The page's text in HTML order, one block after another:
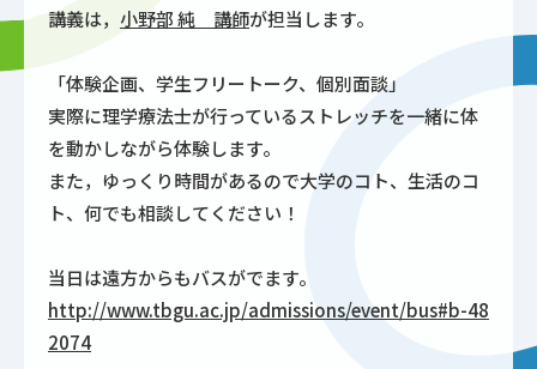
講義は， 小野部 純 講師が担当します。
「体験企画、学生フリートーク、個別面談」
実際に理学療法士が行っているストレッチを一緒に体
を動かしながら体験します。
また，ゆっくり時間があるので大学のコト、生活のコ
ト、何でも相談してください！
当日は遠方からもバスがでます。
http://www.tbgu.ac.jp/admissions/event/bus#b-48
2074